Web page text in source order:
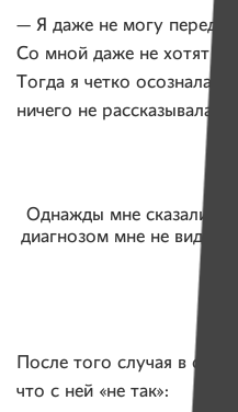
— Я даже не могу
Со мной даже не хотят
Тогда я четко осознала,
ничего не рассказывала
Однажды мне сказали,
диагнозом мне не
и
После того случая в
что с ней «не так»: